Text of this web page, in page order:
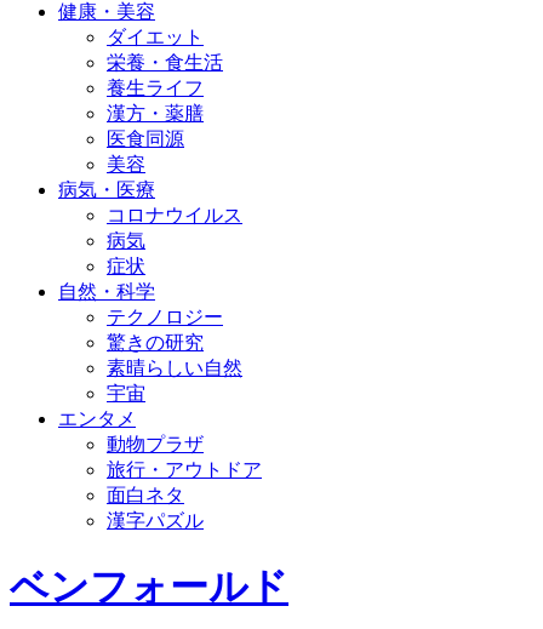
健康・美容
ダイエット
栄養・食生活
養生ライフ
漢方・薬膳
医食同源
美容
病気・医療
コロナウイルス
病気
症状
自然・科学
テクノロジー
驚きの研究
素晴らしい自然
宇宙
エンタメ
動物プラザ
旅行・アウトドア
面白ネタ
漢字パズル
ベンフォールド